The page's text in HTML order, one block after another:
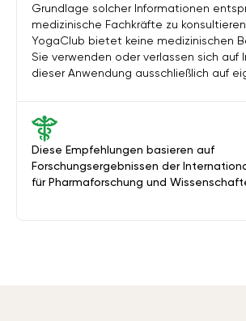
Diese Empfehlungen basieren auf
Forschungsergebnissen der
für Pharmaforschung und
Grundlage solcher Informationen
medizinische Fachkräfte zu
YogaClub bietet keine medizinischen
Sie verwenden oder verlassen sich auf
dieser Anwendung ausschließlich auf